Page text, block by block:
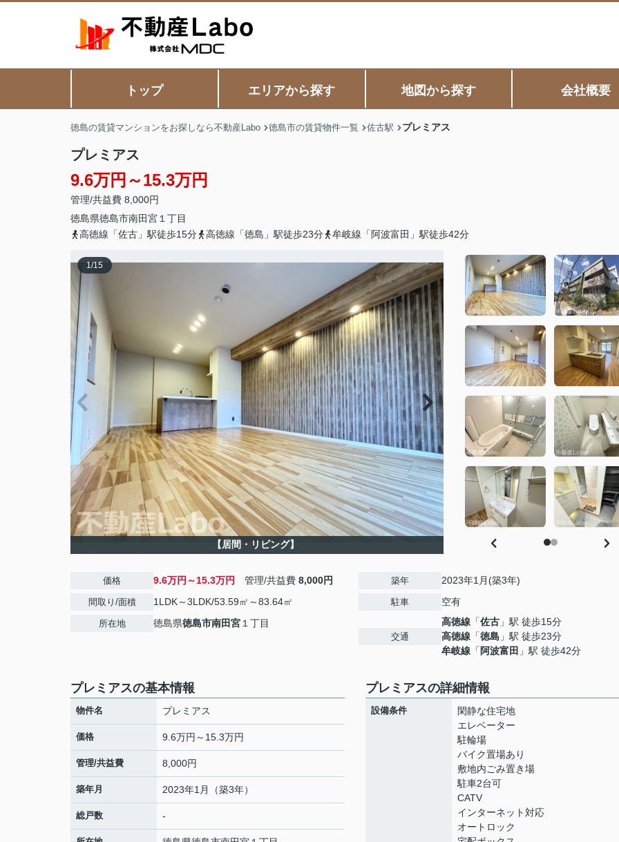
トップ エリアから探す 地図から探す 会社概要
徳島の賃貸マンションをお探しなら不動産Labo 徳島市の賃貸物件一覧 佐古駅 プレミアス
プレミアス
9.6万円～15.3万円
管理/共益費 8,000円
徳島県徳島市南田宮 １丁目
高徳線「佐古」駅徒歩15分
高徳線「徳島」駅徒歩23分 牟岐線「阿波富田」駅徒歩42分
1/15
【居間・リビング】
価格 9.6万円～15.3万円 管理/共益費 8,000円
間取り/面積 1LDK～3LDK/53.59㎡～83.64㎡
所在地 徳島県徳島市南田宮 １丁目
築年 2023年1月(築3年)
駐車 空有
交通
高徳線 「佐古 」駅 徒歩15分
高徳線 「徳島 」駅 徒歩23分
牟岐線 「 阿波富田 」駅 徒歩42分
プレミアスの基本情報
物件名 プレミアス
価格 9.6万円～15.3万円
管理/共益費 8,000円
築年月 2023年1月（築3年）
総戸数 -
プレミアスの詳細情報
設備条件
閑静な住宅地
エレベーター
駐輪場
バイク置場あり
敷地内ごみ置き場
駐車2台可
CATV
インターネット対応
オートロック